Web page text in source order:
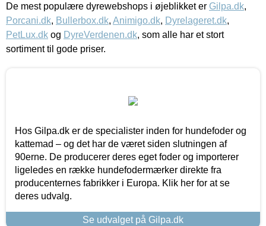
De mest populære dyrewebshops i øjeblikket er Gilpa.dk,
Porcani.dk, Bullerbox.dk, Animigo.dk, Dyrelageret.dk,
PetLux.dk og DyreVerdenen.dk, som alle har et stort
sortiment til gode priser.
Hos Gilpa.dk er de specialister inden for hundefoder og
kattemad – og det har de været siden slutningen af
90erne. De producerer deres eget foder og importerer
ligeledes en række hundefodermærker direkte fra
producenternes fabrikker i Europa. Klik her for at se
deres udvalg.
Se udvalget på Gilpa.dk